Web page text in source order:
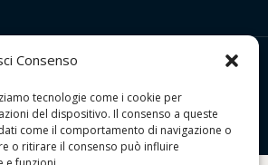
Consenso
tecnologie come i cookie per
del dispositivo. Il consenso a queste
come il comportamento di navigazione o
o ritirare il consenso può influire